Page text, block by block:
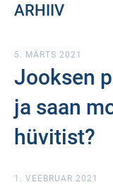
ARHIIV
5. MÄRTS 2021
Jooksen
ja saan
hüvitist?
1. VEEBRUAR 2021